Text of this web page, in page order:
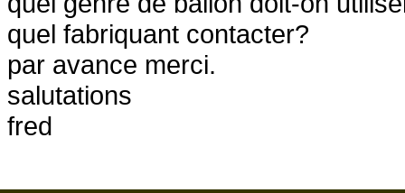
quel fabriquant contacter?
par avance merci.
salutations
fred